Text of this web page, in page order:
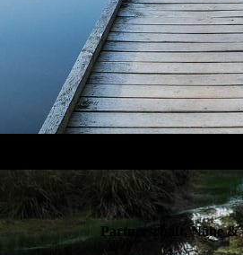
Partnerschaft, Nähe &